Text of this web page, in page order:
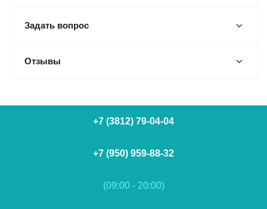
Задать вопрос
Отзывы
+7 (3812) 79-04-04
+7 (950) 959-88-32
(09:00 - 20:00)